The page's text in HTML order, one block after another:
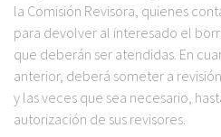
la Comisión Revisora, quienes
para devolver al interesado el
que deberán ser atendidas. En
anterior, deberá someter a
y las veces que sea necesario,
autorización de sus revisores.